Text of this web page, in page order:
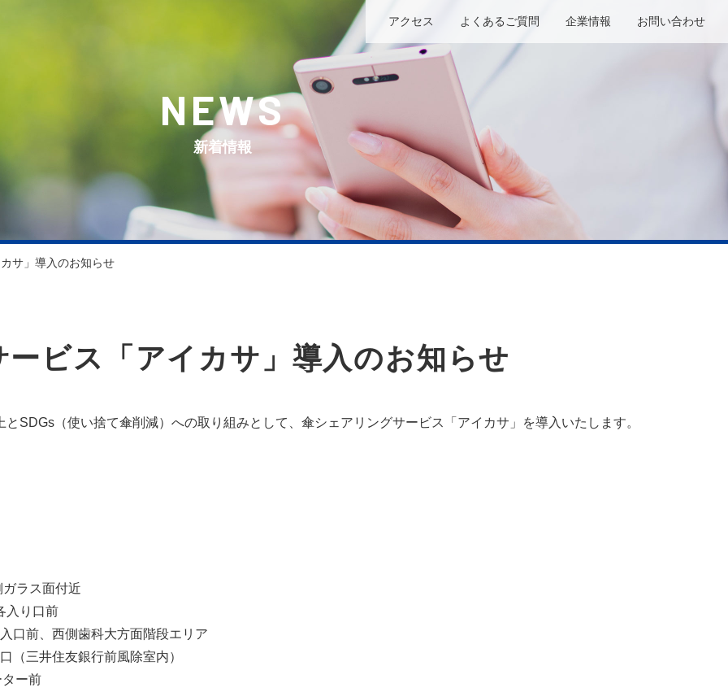
アクセス よくあるご質問 企業情報 お問い合わせ
NEWS
新着情報
サ」導入のお知らせ
ビス「アイカサ」導入のお知らせ
SDGs（使い捨て傘削減）への取り組みとして、傘シェアリングサービス「アイカサ」を導入いたします。
ラス面付近
入り口前
口前、西側歯科大方面階段エリア
（三井住友銀行前風除室内）
ー前